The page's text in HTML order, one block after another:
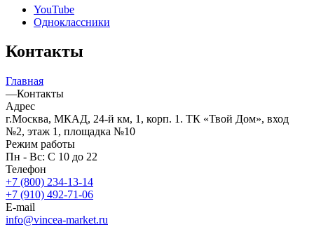
YouTube
Одноклассники
Контакты
Главная
—Контакты
Адрес
г.Москва, МКАД, 24-й км, 1, корп. 1. ТК «Твой Дом», вход
№2, этаж 1, площадка №10
Режим работы
Пн - Вс: С 10 до 22
Телефон
+7 (800) 234-13-14
+7 (910) 492-71-06
E-mail
info@vincea-market.ru